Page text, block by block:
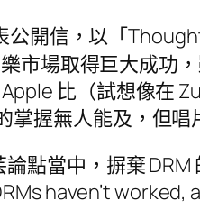
公開信，以「
市場取得巨大成功
比（試想像在
掌握無人能及，但
點當中，摒棄
haven’t